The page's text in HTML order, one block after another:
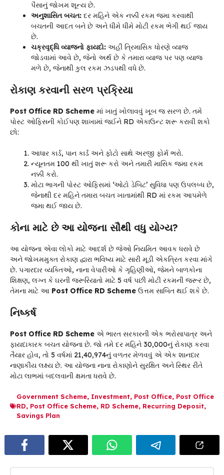
પૈસાનું જોખમ શૂન્ય છે.
અનુશાસિત બચત: દર મહિને એક નક્કી રકમ જમા કરવાથી
બચતની આદત બને છે અને ધીમે ધીમે મોટી રકમ ભેગી થઈ જાય
છે.
ચક્રવૃદ્ધિ વ્યાજનો ફાયદો: અહીં ત્રિમાસિક ધોરણે વ્યાજ
જોડવામાં આવે છે, જેનો અર્થ છે કે તમારા વ્યાજ પર પણ વ્યાજ
મળે છે, જેનાથી કુલ રકમ ઝડપથી વધે છે.
રોકાણ કરવાની સરળ પ્રક્રિયા
Post Office RD Scheme માં ખાતું ખોલાવવું ખૂબ જ સરળ છે. તમે
પોસ્ટ ઓફિસની કોઈપણ શાખામાં જઈને RD એકાઉન્ટ શરૂ કરાવી શકો
છો:
આધાર કાર્ડ, પાન કાર્ડ અને ફોટો સાથે અરજી ફોર્મ ભરો.
ન્યૂનતમ ₹100 થી ખાતું શરૂ કરો અને તમારી માસિક જમા રકમ
નક્કી કરો.
મોટા ભાગની પોસ્ટ ઓફિસમાં ‘ઓટો ડેબિટ’ સુવિધા પણ ઉપલબ્ધ છે,
જેનાથી દર મહિને તમારા બચત ખાતામાંથી RD માં રકમ આપમેળે
જમા થઈ જાય છે.
કોના માટે છે આ યોજના સૌથી વધુ યોગ્ય?
આ યોજના એવા લોકો માટે આદર્શ છે જેઓ નિયમિત આવક ધરાવે છે
અને જોખમમુક્ત રોકાણ દ્વારા ભવિષ્ય માટે સારી મૂડી એકત્રિત કરવા માંગે
છે. પગારદાર વ્યક્તિઓ, નાના વેપારીઓ કે ગૃહિણીઓ, જેમને બાળકોના
શિક્ષણ, લગ્ન કે ઘરની જરૂરિયાતો માટે 5 વર્ષ પછી મોટી રકમની જરૂર છે,
તેમના માટે આ Post Office RD Scheme ઉત્તમ સાબિત થઈ શકે છે.
નિષ્કર્ષ
Post Office RD Scheme એ ભારત સરકારની એક ભરોસાપાત્ર અને
ફાયદાકારક બચત યોજના છે. જો તમે દર મહિને ₹30,000નું રોકાણ કરવા
તૈયાર હોવ, તો 5 વર્ષમાં ₹21,40,974નું વળતર મેળવવું એ એક શાનદાર
નાણાકીય લક્ષ્ય છે. આ યોજના નાના રોકાણોને સુરક્ષિત અને સ્થિર રીતે
મોટા લાભમાં બદલવાની ક્ષમતા ધરાવે છે.
Government Scheme, Investment, Post Office, Post Office
RD, Post Office Scheme, RD Scheme, Recurring Deposit,
Savings Plan